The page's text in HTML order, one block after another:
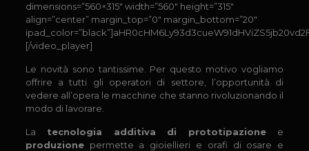
dimensions=”560×315″ width=”560″ height=”315″
align=”center” margin_top=”0″ margin_bottom=”20″
[/video_player]
Le novità sono tantissime. Per questo motivo vogliamo
offrire a tutti gli operatori di settore, l’opportunità di
vedere all’opera le macchine che stanno rivoluzionando il
modo di lavorare.
La tecnologia additiva di prototipazione e
produzionepermette a gioiellieri e orafi di osare e